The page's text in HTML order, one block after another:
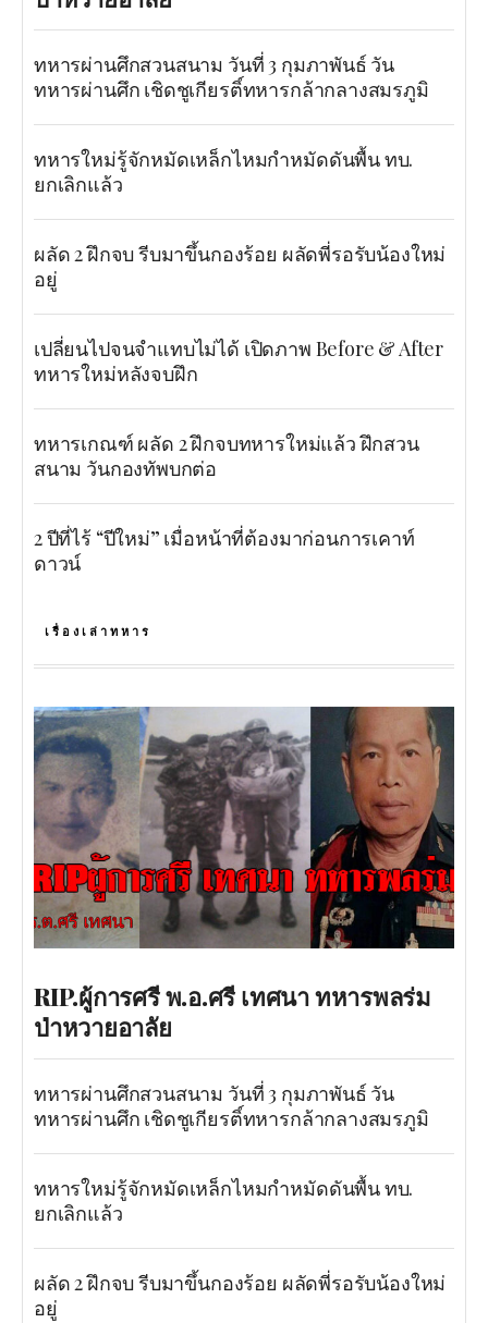
ทหารผ่านศึกสวนสนาม วันที่ 3 กุมภาพันธ์ วัน
ทหารผ่านศึก เชิดชูเกียรติ์ทหารกล้ากลางสมรภูมิ
ทหารใหม่รู้จักหมัดเหล็กไหมกำหมัดดันพื้น ทบ.
ยกเลิกแล้ว
ผลัด 2 ฝึกจบ รีบมาขึ้นกองร้อย ผลัดพี่รอรับน้องใหม่
อยู่
เปลี่ยนไปจนจำแทบไม่ได้ เปิดภาพ Before & After
ทหารใหม่หลังจบฝึก
ทหารเกณฑ์ ผลัด 2 ฝึกจบทหารใหม่แล้ว ฝึกสวน
สนาม วันกองทัพบกต่อ
2 ปีที่ไร้ “ปีใหม่” เมื่อหน้าที่ต้องมาก่อนการเคาท์
ดาวน์
เรื่องเล่าทหาร
RIP.ผู้การศรี พ.อ.ศรี เทศนา ทหารพลร่ม
ป่าหวายอาลัย
ทหารผ่านศึกสวนสนาม วันที่ 3 กุมภาพันธ์ วัน
ทหารผ่านศึก เชิดชูเกียรติ์ทหารกล้ากลางสมรภูมิ
ทหารใหม่รู้จักหมัดเหล็กไหมกำหมัดดันพื้น ทบ.
ยกเลิกแล้ว
ผลัด 2 ฝึกจบ รีบมาขึ้นกองร้อย ผลัดพี่รอรับน้องใหม่
อยู่